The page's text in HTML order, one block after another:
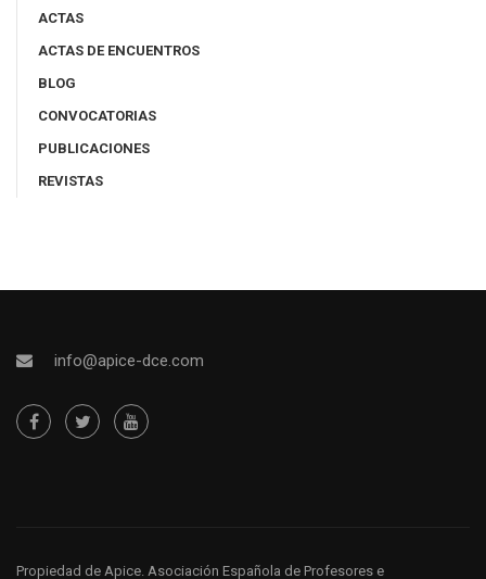
ACTAS
ACTAS DE ENCUENTROS
BLOG
CONVOCATORIAS
PUBLICACIONES
REVISTAS
info@apice-dce.com
Propiedad de Apice. Asociación Española de Profesores e